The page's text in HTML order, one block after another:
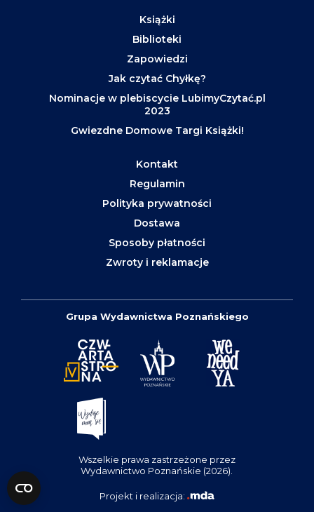
Książki
Biblioteki
Zapowiedzi
Jak czytać Chyłkę?
Nominacje w plebiscycie LubimyCzytać.pl
2023
Gwiezdne Domowe Targi Książki!
Kontakt
Regulamin
Polityka prywatności
Dostawa
Sposoby płatności
Zwroty i reklamacje
Grupa Wydawnictwa Poznańskiego
Wszelkie prawa zastrzeżone przez
Wydawnictwo Poznańskie (2026).
Projekt i realizacja: